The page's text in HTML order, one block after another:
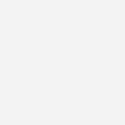
В программу
гонки:
гонка по